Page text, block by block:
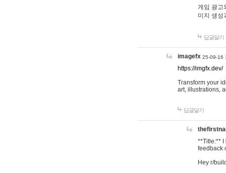
게임 광고
미지 생성
답글달기
imagefx 25-09-16
https://imgfx.dev/
Transform your
art, illustrations,
답글달기
**Title:** I
feedback
Hey r/